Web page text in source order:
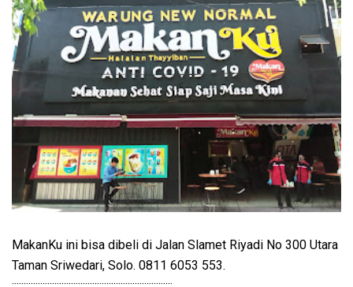
MakanKu ini bisa dibeli di Jalan Slamet Riyadi No 300 Utara
Taman Sriwedari, Solo. 0811 6053 553.